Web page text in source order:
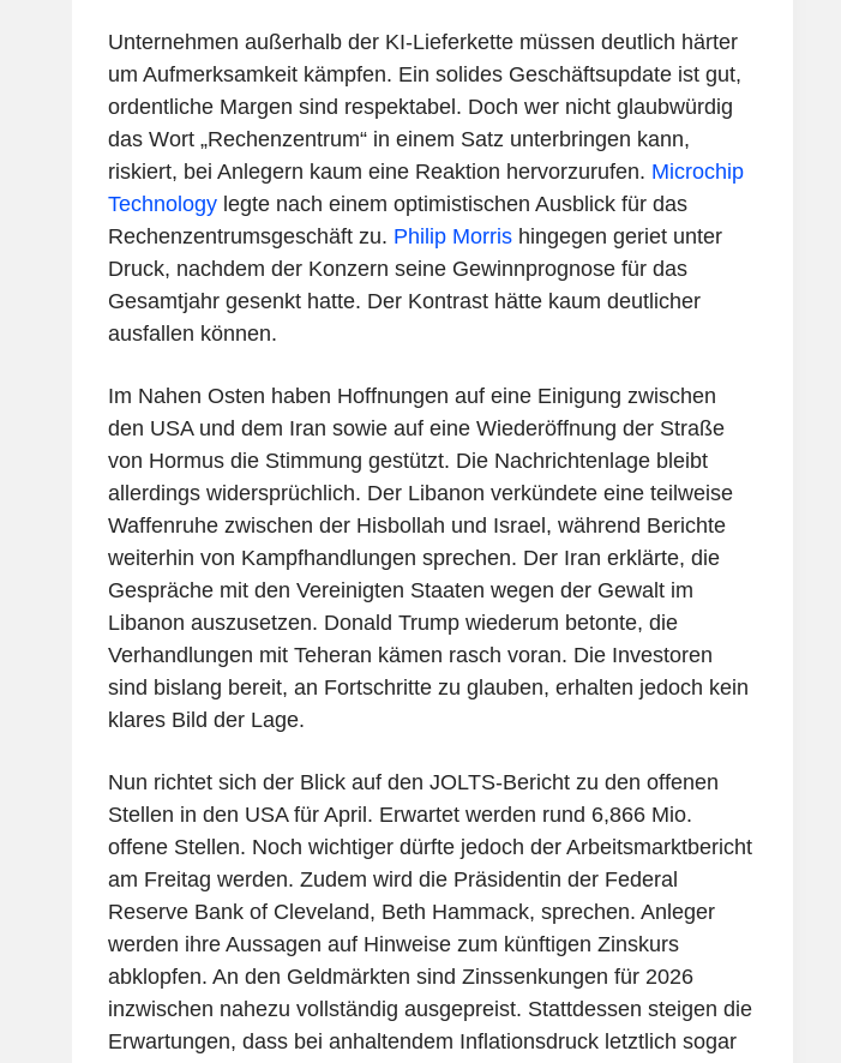
Unternehmen außerhalb der KI-Lieferkette müssen deutlich härter
um Aufmerksamkeit kämpfen. Ein solides Geschäftsupdate ist gut,
ordentliche Margen sind respektabel. Doch wer nicht glaubwürdig
das Wort „Rechenzentrum“ in einem Satz unterbringen kann,
riskiert, bei Anlegern kaum eine Reaktion hervorzurufen. Microchip
Technologylegte nach einem optimistischen Ausblick für das
Rechenzentrumsgeschäft zu. Philip Morrishingegen geriet unter
Druck, nachdem der Konzern seine Gewinnprognose für das
Gesamtjahr gesenkt hatte. Der Kontrast hätte kaum deutlicher
ausfallen können.
Im Nahen Osten haben Hoffnungen auf eine Einigung zwischen
den USA und dem Iran sowie auf eine Wiederöffnung der Straße
von Hormus die Stimmung gestützt. Die Nachrichtenlage bleibt
allerdings widersprüchlich. Der Libanon verkündete eine teilweise
Waffenruhe zwischen der Hisbollah und Israel, während Berichte
weiterhin von Kampfhandlungen sprechen. Der Iran erklärte, die
Gespräche mit den Vereinigten Staaten wegen der Gewalt im
Libanon auszusetzen. Donald Trump wiederum betonte, die
Verhandlungen mit Teheran kämen rasch voran. Die Investoren
sind bislang bereit, an Fortschritte zu glauben, erhalten jedoch kein
klares Bild der Lage.
Nun richtet sich der Blick auf den JOLTS-Bericht zu den offenen
Stellen in den USA für April. Erwartet werden rund 6,866 Mio.
offene Stellen. Noch wichtiger dürfte jedoch der Arbeitsmarktbericht
am Freitag werden. Zudem wird die Präsidentin der Federal
Reserve Bank of Cleveland, Beth Hammack, sprechen. Anleger
werden ihre Aussagen auf Hinweise zum künftigen Zinskurs
abklopfen. An den Geldmärkten sind Zinssenkungen für 2026
inzwischen nahezu vollständig ausgepreist. Stattdessen steigen die
Erwartungen, dass bei anhaltendem Inflationsdruck letztlich sogar